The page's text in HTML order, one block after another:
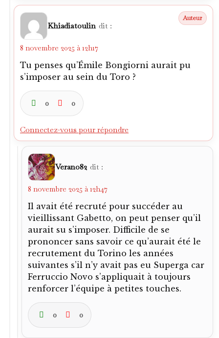
Il avait été recruté pour succéder au
aurait su s’imposer. Difficile de se
prononcer sans savoir ce qu’aurait été le
suivantes s’il n’y avait pas eu Superga car
Ferruccio Novo s’appliquait à toujours
renforcer l’équipe à petites touches.
0
Khiadiatoulin dit :
8 novembre 2025 à 12h01
Si on met de côté les cas particulier de René
Petit et Roger Courtois, formés à l’étranger, je
me demande qui battra les 8 saisons à
l’étranger de Bonifaci. Faut certainement
regarder après l’arrêt Bosman.